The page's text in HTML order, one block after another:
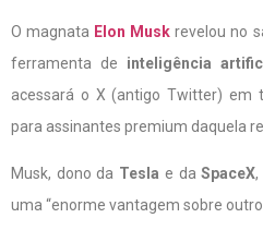
O magnata Elon Musk revelou no
ferramenta de inteligência
acessará o X (antigo Twitter) em
para assinantes premium daquela
Musk, dono da Tesla e daSpaceX,
uma “enorme vantagem sobre